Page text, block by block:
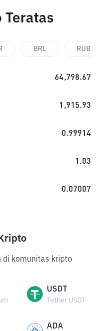
Teratas
BRL RUB
64,798.67
1,915.93
0.99914
1.03
0.07007
di komunitas kripto
USDT
Tether USDT
ADA